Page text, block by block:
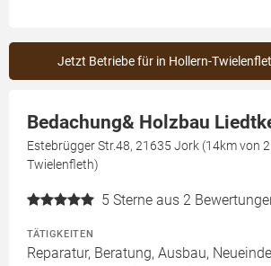
Jetzt Betriebe für in Hollern-
Bedachung& Holzbau
Estebrügger Str.48, 21635 Jork (14km von
Twielenfleth)
5 Sterne aus 2
TÄTIGKEITEN
Reparatur, Beratung, Ausbau,